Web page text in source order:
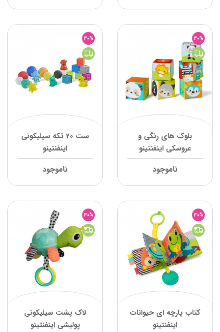
30%
بلوک های رنگی و
عروسکی اینفنتینو
ناموجود
30%
ست 20 تکه سیلیکونی
اینفنتینو
ناموجود
30%
کتاب پارچه ای حیوانات
اینفنتینو
30%
لاک پشت سیلیکونی
پولیشی اینفنتینو